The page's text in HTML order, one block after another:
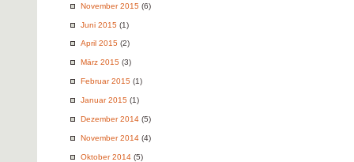
November 2015 (6)
Juni 2015 (1)
April 2015 (2)
März 2015 (3)
Februar 2015 (1)
Januar 2015 (1)
Dezember 2014 (5)
November 2014 (4)
Oktober 2014 (5)